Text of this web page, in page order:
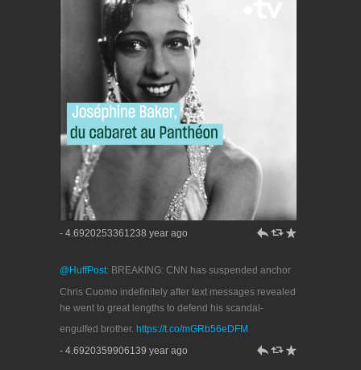
- 4.6920253361238 year ago h J R
@HuffPost: BREAKING: CNN has suspended anchor
Chris Cuomo indefinitely after text messages revealed
he went to great lengths to defend his scandal-
engulfed brother. https://t.co/mGRb56eDFM
- 4.6920359906139 year ago
h J R